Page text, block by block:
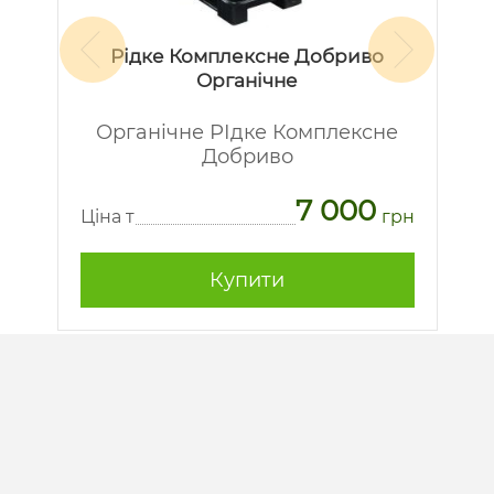
Рідке Комплексне Добриво
Органічне
Органічне РІдке Комплексне
Добриво
Ціна т 7 000 грн
Купити